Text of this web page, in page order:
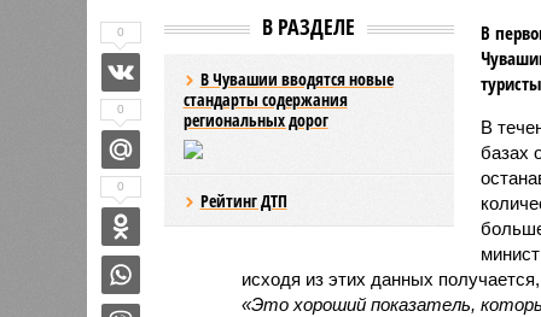
В РАЗДЕЛЕ
В Чувашии вводятся новые
стандарты содержания
региональных дорог
Рейтинг ДТП
В
В
базах
исходя из этих данных
«Это хороший показатель,
0
0
0